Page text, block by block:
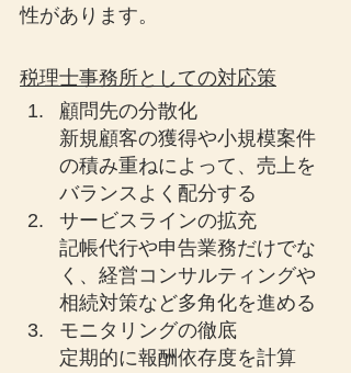
性があります。
税理士事務所としての対応策
顧問先の分散化
新規顧客の獲得や小規模案件
の積み重ねによって、売上を
バランスよく配分する
サービスラインの拡充
記帳代行や申告業務だけでな
く、経営コンサルティングや
相続対策など多角化を進める
モニタリングの徹底
定期的に報酬依存度を計算